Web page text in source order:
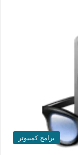
برامج كمبيوتر